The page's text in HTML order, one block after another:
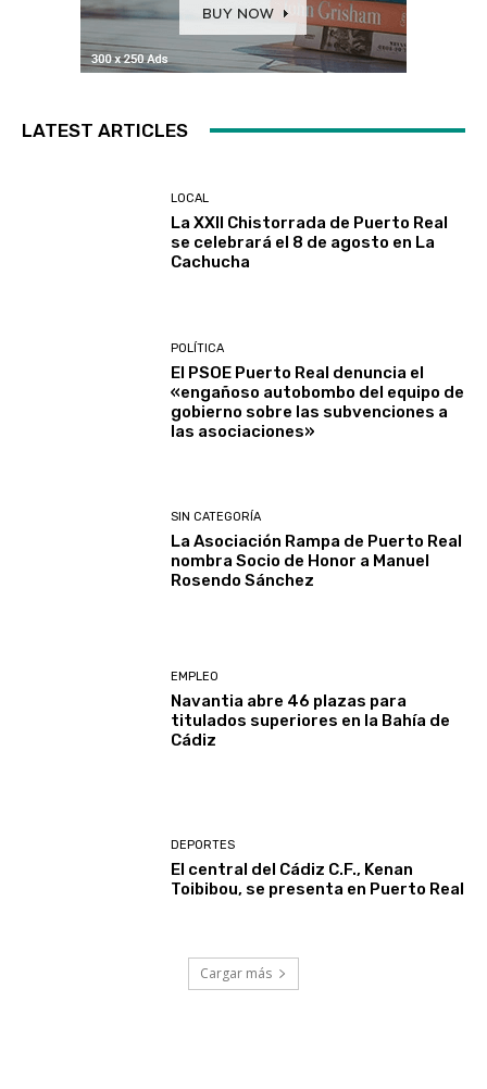
LATEST ARTICLES
LOCAL
La XXII Chistorrada de Puerto Real
se celebrará el 8 de agosto en La
Cachucha
POLÍTICA
El PSOE Puerto Real denuncia el
«engañoso autobombo del equipo de
gobierno sobre las subvenciones a
las asociaciones»
SIN CATEGORÍA
La Asociación Rampa de Puerto Real
nombra Socio de Honor a Manuel
Rosendo Sánchez
EMPLEO
Navantia abre 46 plazas para
titulados superiores en la Bahía de
Cádiz
DEPORTES
El central del Cádiz C.F., Kenan
Toibibou, se presenta en Puerto Real
Cargar más